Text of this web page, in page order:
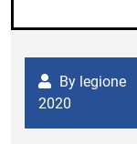
By legione
2020